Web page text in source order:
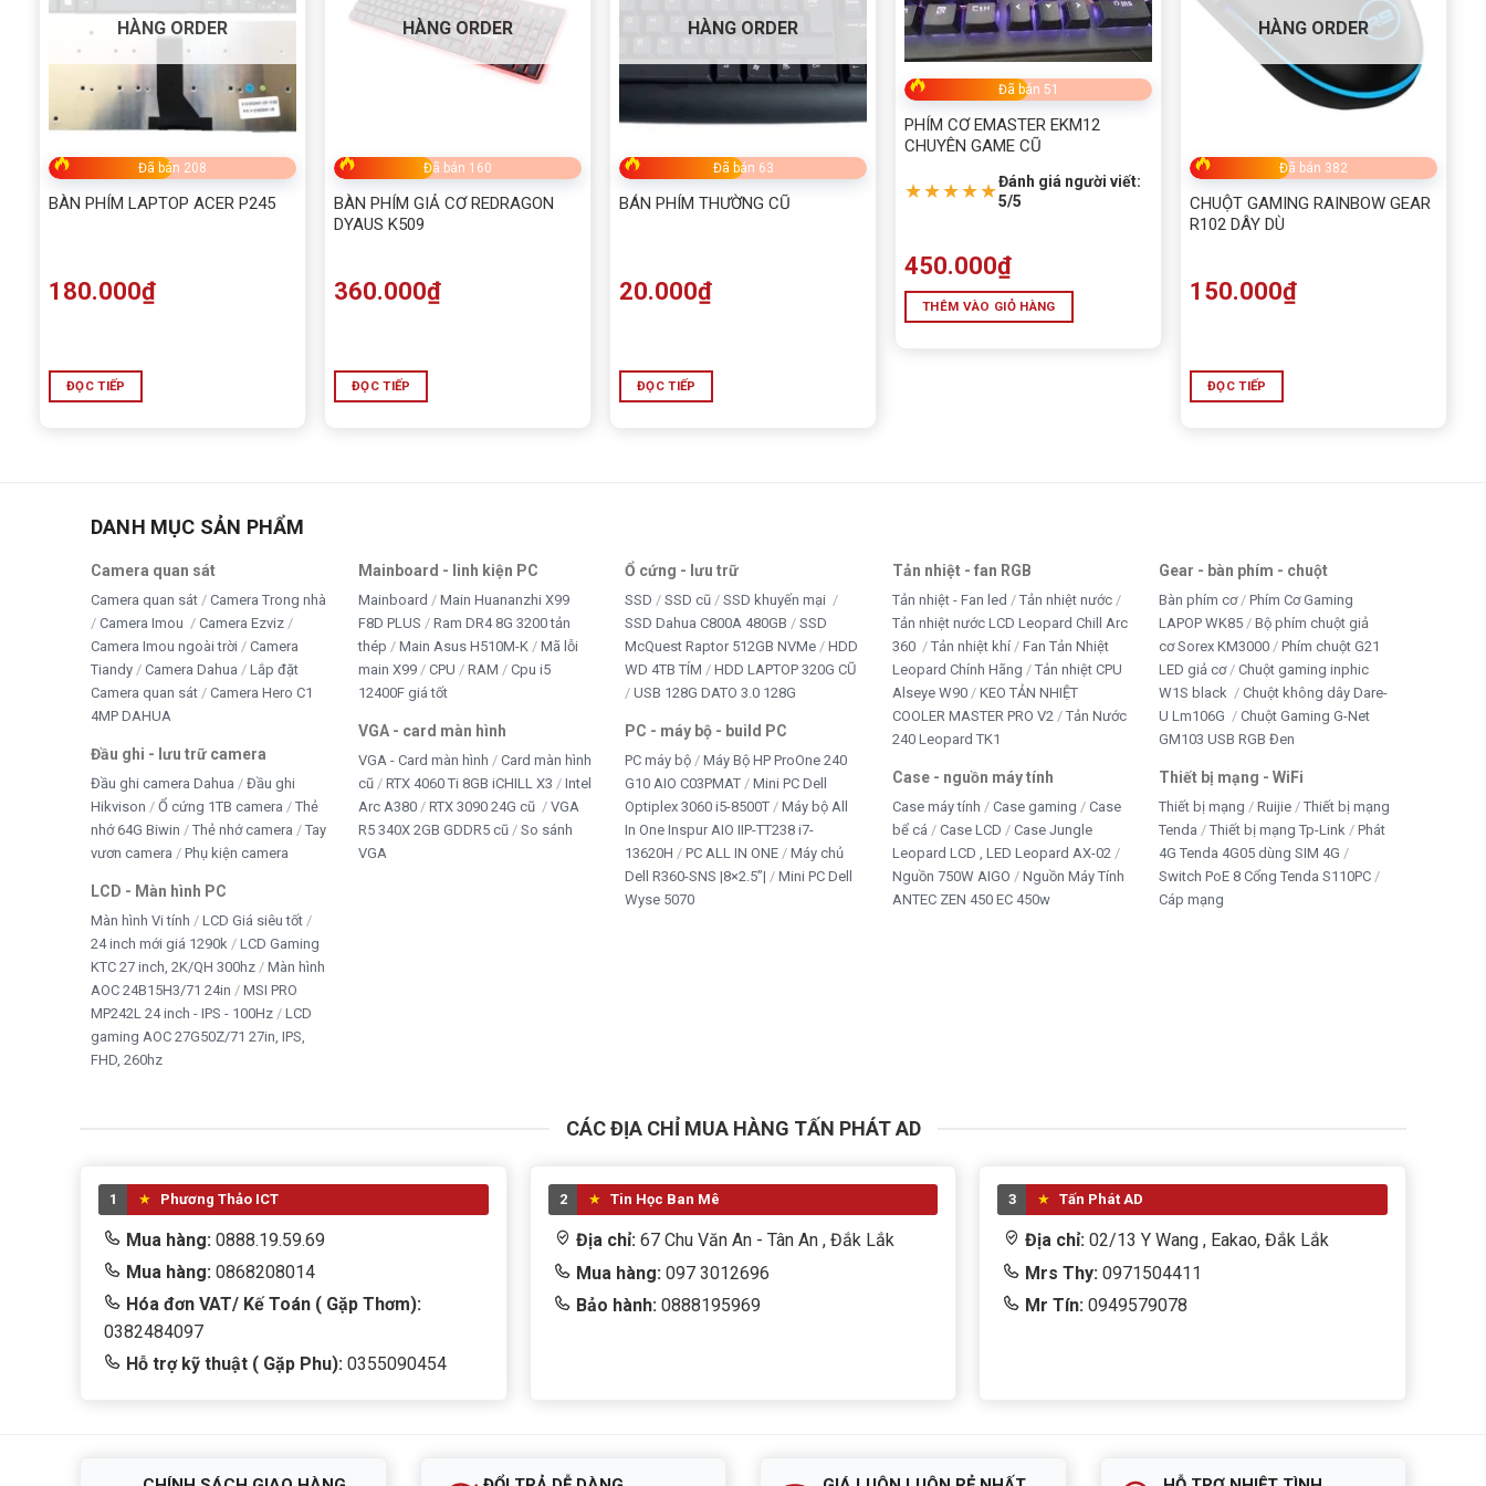
HÀNG ORDER
Đã bán 208
BÀN PHÍM LAPTOP ACER P245
180.000₫
ĐỌC TIẾP
HÀNG ORDER
Đã bán 160
BÀN PHÍM GIẢ CƠ REDRAGON
DYAUS K509
360.000₫
ĐỌC TIẾP
HÀNG ORDER
Đã bán 63
BÁN PHÍM THƯỜNG CŨ
20.000₫
ĐỌC TIẾP
Đã bán 51
PHÍM CƠ EMASTER EKM12
CHUYÊN GAME CŨ
★★★★★Đánh giá người viết:
5/5
450.000₫
THÊM VÀO GIỎ HÀNG
HÀNG ORDER
Đã bán 382
CHUỘT GAMING RAINBOW GEAR
R102 DÂY DÙ
150.000₫
ĐỌC TIẾP
DANH MỤC SẢN PHẨM
Camera quan sát
Camera quan sát
Camera Trong nhà
Camera Imou
Camera Ezviz
Camera Imou ngoài trời
Camera
Tiandy
Camera Dahua
Lắp đặt
Camera quan sát
Camera Hero C1
4MP DAHUA
Đầu ghi - lưu trữ camera
Đầu ghi camera Dahua
Đầu ghi
Hikvison
Ổ cứng 1TB camera
Thẻ
nhớ 64G Biwin
Thẻ nhớ camera
Tay
vươn camera
Phụ kiện camera
LCD - Màn hình PC
Màn hình Vi tính
LCD Giá siêu tốt
24 inch mới giá 1290k
LCD Gaming
KTC 27 inch, 2K/QH 300hz
Màn hình
AOC 24B15H3/71 24in
MSI PRO
MP242L 24 inch - IPS - 100Hz
LCD
gaming AOC 27G50Z/71 27in, IPS,
FHD, 260hz
Mainboard - linh kiện PC
Mainboard
Main Huananzhi X99
F8D PLUS
Ram DR4 8G 3200 tản
thép
Main Asus H510M-K
Mã lỗi
main X99
CPU RAM
Cpu i5
12400F giá tốt
VGA - card màn hình
VGA - Card màn hình
Card màn hình
cũ
RTX 4060 Ti 8GB iCHILL X3
Intel
Arc A380
RTX 3090 24G cũ
VGA
R5 340X 2GB GDDR5 cũ
So sánh
VGA
Ổ cứng - lưu trữ
SSD SSD cũ
SSD khuyến mại
SSD Dahua C800A 480GB
SSD
McQuest Raptor 512GB NVMe
HDD
WD 4TB TÍM
HDD LAPTOP 320G CŨ
USB 128G DATO 3.0 128G
PC - máy bộ - build PC
PC máy bộ
Máy Bộ HP ProOne 240
G10 AIO C03PMAT
Mini PC Dell
Optiplex 3060 i5-8500T
Máy bộ All
In One Inspur AIO IIP-TT238 i7-
13620H
PC ALL IN ONE
Máy chủ
Dell R360-SNS |8×2.5”|
Mini PC Dell
Wyse 5070
Tản nhiệt - fan RGB
Tản nhiệt - Fan led
Tản nhiệt nước
Tản nhiệt nước LCD Leopard Chill Arc
360
Tản nhiệt khí
Fan Tản Nhiệt
Leopard Chính Hãng
Tản nhiệt CPU
Alseye W90
KEO TẢN NHIỆT
COOLER MASTER PRO V2
Tản Nước
240 Leopard TK1
Case - nguồn máy tính
Case máy tính Case gaming
Case
bể cá
Case LCD
Case Jungle
Leopard LCD , LED Leopard AX-02
Nguồn 750W AIGO
Nguồn Máy Tính
ANTEC ZEN 450 EC 450w
Gear - bàn phím - chuột
Bàn phím cơ
Phím Cơ Gaming
LAPOP WK85
Bộ phím chuột giả
cơ Sorex KM3000
Phím chuột G21
LED giả cơ
Chuột gaming inphic
W1S black
Chuột không dây Dare-
U Lm106G
Chuột Gaming G-Net
GM103 USB RGB Đen
Thiết bị mạng - WiFi
Thiết bị mạng Ruijie
Thiết bị mạng
Tenda
Thiết bị mạng Tp-Link
Phát
4G Tenda 4G05 dùng SIM 4G
Switch PoE 8 Cổng Tenda S110PC
Cáp mạng
CÁC ĐỊA CHỈ MUA HÀNG TẤN PHÁT AD
1 Phương Thảo ICT
Mua hàng: 0888.19.59.69
Mua hàng: 0868208014
Hóa đơn VAT/ Kế Toán ( Gặp Thơm):
0382484097
Hỗ trợ kỹ thuật ( Gặp Phu): 0355090454
2 Tin Học Ban Mê
Địa chỉ: 67 Chu Văn An - Tân An , Đắk Lắk
Mua hàng: 097 3012696
Bảo hành: 0888195969
3 Tấn Phát AD
Địa chỉ:02/13 Y Wang , Eakao, Đắk Lắk
Mrs Thy: 0971504411
Mr Tín: 0949579078